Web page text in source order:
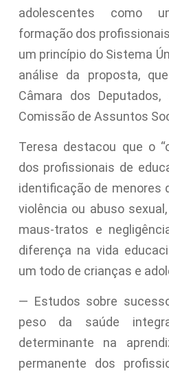
adolescentes como
formação dos
um princípio do Sistema
análise da proposta,
Câmara dos
Comissão de Assuntos
Teresa destacou que o
dos profissionais de
identificação de menores
violência ou abuso
maus-tratos e
diferença na vida
um todo de crianças e
— Estudos sobre
peso da saúde
determinante na
permanente dos